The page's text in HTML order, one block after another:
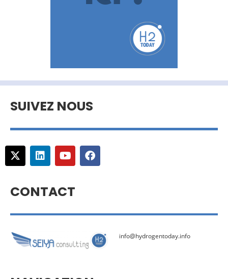
SUIVEZ NOUS
CONTACT
info@hydrogentoday.info